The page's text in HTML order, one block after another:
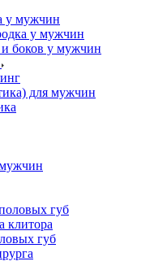
у мужчин
у мужчин
боков у мужчин
для мужчин
губ
клитора
губ